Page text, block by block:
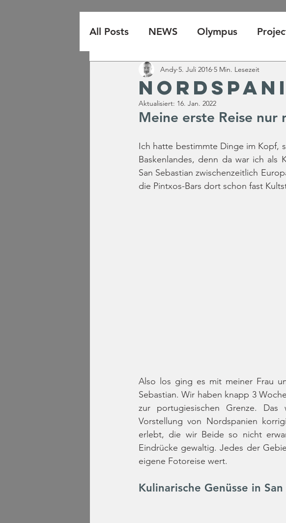
All Posts NEWS Olympus
Awards Andy 5. Juli 2016 5 Min. Lesezeit
Aktualisiert: 16. Jan. 2022
Meine erste Reise nur
Ich hatte bestimmte Dinge im Kopf,
Baskenlandes, denn da war ich als
San Sebastian zwischenzeitlich
die Pintxos-Bars dort schon fast
Also los ging es mit meiner Frau
Sebastian. Wir haben knapp 3
zur portugiesischen Grenze.
Vorstellung von Nordspanien
erlebt, die wir Beide so nicht
Eindrücke gewaltig. Jedes der
eigene Fotoreise wert.
Kulinarische Genüsse in